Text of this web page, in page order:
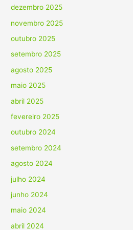
dezembro 2025
novembro 2025
outubro 2025
setembro 2025
agosto 2025
maio 2025
abril 2025
fevereiro 2025
outubro 2024
setembro 2024
agosto 2024
julho 2024
junho 2024
maio 2024
abril 2024